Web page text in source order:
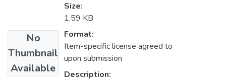
No
Thumbnail
Available
Size:
1.59 KB
Format:
Item-specific license agreed to
upon submission
Description: